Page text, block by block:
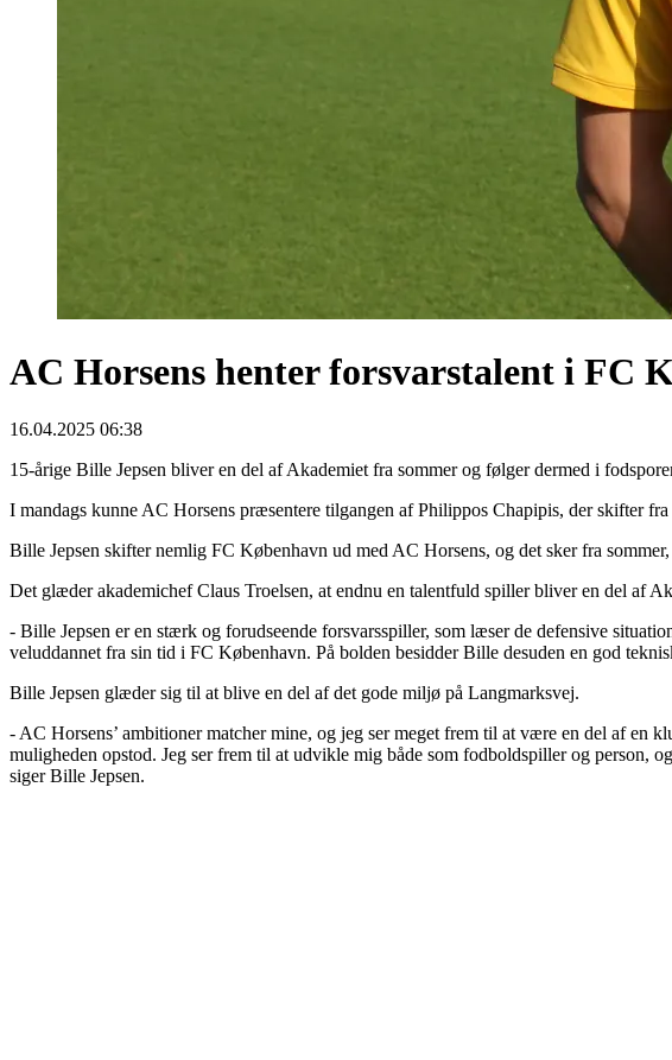
AC Horsens henter forsvarstalent i FC
16.04.2025 06:38
15-årige Bille Jepsen bliver en del af Akademiet fra sommer og følger dermed i
I mandags kunne AC Horsens præsentere tilgangen af Philippos Chapipis, der skifter
Bille Jepsen skifter nemlig FC København ud med AC Horsens, og det sker fra
Det glæder akademichef Claus Troelsen, at endnu en talentfuld spiller bliver en del af
- Bille Jepsen er en stærk og forudseende forsvarsspiller, som læser de defensive
veluddannet fra sin tid i FC København. På bolden besidder Bille desuden en god
Bille Jepsen glæder sig til at blive en del af det gode miljø på Langmarksvej.
- AC Horsens’ ambitioner matcher mine, og jeg ser meget frem til at være en del af
muligheden opstod. Jeg ser frem til at udvikle mig både som fodboldspiller og person,
siger Bille Jepsen.